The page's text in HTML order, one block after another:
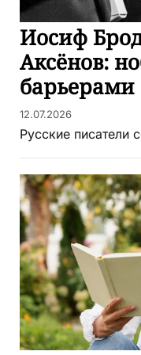
Иосиф
Аксёнов:
барьерами
12.07.2026
Русские писатели